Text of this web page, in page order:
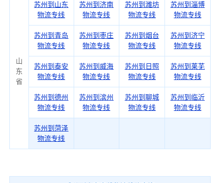
山
东
省
苏州到山东
物流专线
苏州到济南
物流专线
苏州到潍坊
物流专线
苏州到淄博
物流专线
苏州到青岛
物流专线
苏州到枣庄
物流专线
苏州到烟台
物流专线
苏州到济宁
物流专线
苏州到泰安
物流专线
苏州到威海
物流专线
苏州到日照
物流专线
苏州到莱芜
物流专线
苏州到德州
物流专线
苏州到滨州
物流专线
苏州到聊城
物流专线
苏州到临沂
物流专线
苏州到菏泽
物流专线